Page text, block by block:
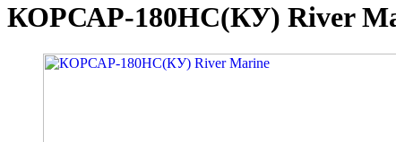
КОРСАР-180НС(КУ) River